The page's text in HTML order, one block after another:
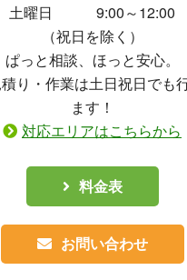
土曜日 9:00～12:00
（祝日を除く）
ぱっと相談、ほっと安心。
り・作業は土日祝日でも
ます！
対応エリアはこちらから
料金表
お問い合わせ